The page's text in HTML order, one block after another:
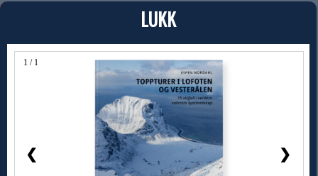
LUKK
1 / 1
❮ ❯
PRODUKT
Produkter (1)
Bruk filter til å spisse søket